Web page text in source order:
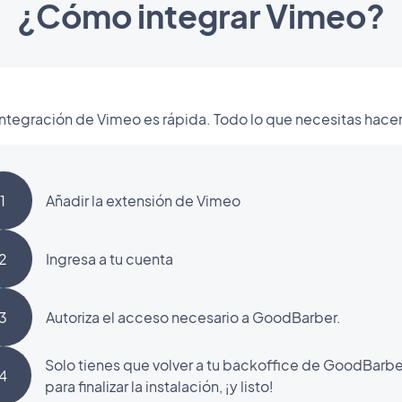
¿Cómo integrar Vimeo?
de Vimeo es rápida. Todo lo que necesitas
1 Añadir la extensión de Vimeo
Ingresa a tu cuenta
Autoriza el acceso necesario a GoodBarber.
Solo tienes que volver a tu backoffice de
para finalizar la instalación, ¡y listo!